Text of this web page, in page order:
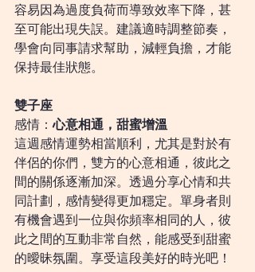
容易因為過度負荷而導致效率下降，甚
至可能出現失誤。建議適時調整節奏，
學會向同事請求幫助，減輕負擔，才能
保持最佳狀態。
雙子座
感情：心意相通，甜蜜增溫
這週感情運勢相當順利，尤其是對於有
伴侶的你們，雙方的心意相通，彼此之
間的關係逐漸加深。透過分享心情和共
同計劃，感情變得更加穩定。單身者則
有機會遇到一位與你頻率相同的人，彼
此之間的互動非常自然，能感受到甜蜜
的曖昧氛圍。享受這段美好的時光吧！